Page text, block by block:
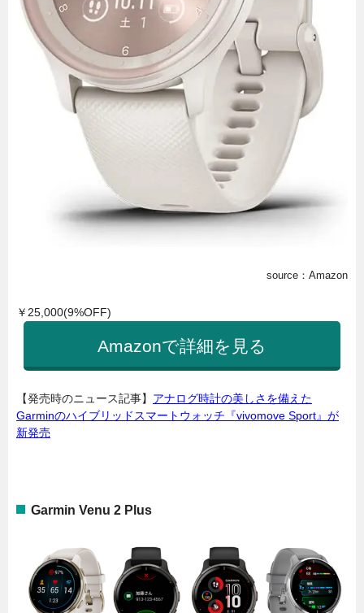
source：Amazon
￥25,000(9%OFF)
Amazonで詳細を見る
【発売時のニュース記事】 アナログ時計の美しさを備えた
Garminのハイブリッドスマートウォッチ『vivomove Sport』が
新発売
Garmin Venu 2 Plus